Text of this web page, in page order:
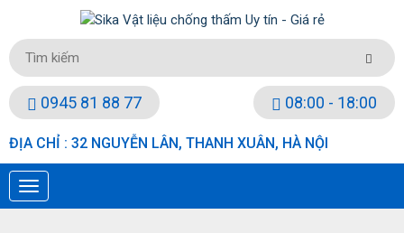
0945 81 88 77 08:00 - 18:00
ĐỊA CHỈ : 32 NGUYỄN LÂN, THANH XUÂN, HÀ NỘI